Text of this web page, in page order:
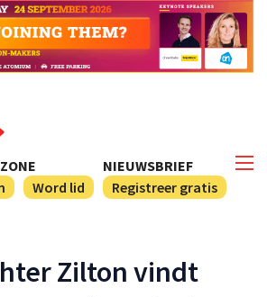
NIEUWSBRIEF
Registreer gratis
Word lid
Zilton vindt